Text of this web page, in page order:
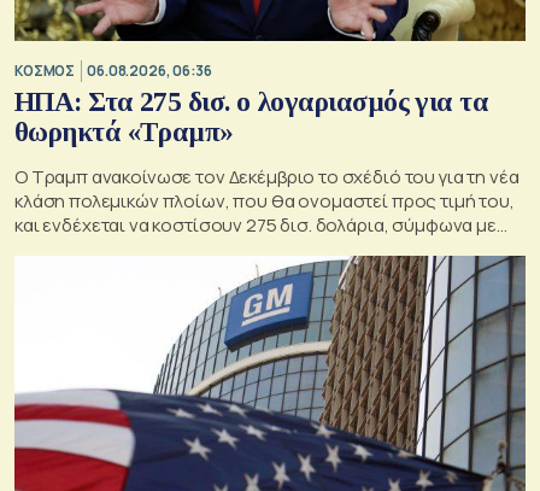
ΚΟΣΜΟΣ 06.08.2026, 06:36
ΗΠΑ: Στα 275 δισ. ο λογαριασμός για τα
θωρηκτά «Τραμπ»
Ο Τραμπ ανακοίνωσε τον Δεκέμβριο το σχέδιό του για τη νέα
κλάση πολεμικών πλοίων, που θα ονομαστεί προς τιμή του,
και ενδέχεται να κοστίσουν 275 δισ. δολάρια, σύμφωνα με
εκτιμήσεις του Κογκρέσου.